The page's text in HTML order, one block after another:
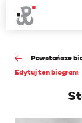
Powstańcze
Edytuj ten biogram